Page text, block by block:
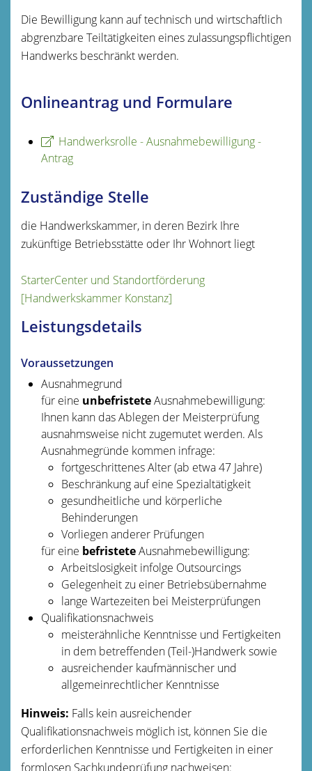
Die Bewilligung kann auf technisch und wirtschaftlich
abgrenzbare Teiltätigkeiten eines zulassungspflichtigen
Handwerks beschränkt werden.
Onlineantrag und Formulare
Handwerksrolle - Ausnahmebewilligung -
Antrag
Zuständige Stelle
die Handwerkskammer, in deren Bezirk Ihre
zukünftige Betriebsstätte oder Ihr Wohnort liegt
StarterCenter und Standortförderung
[Handwerkskammer Konstanz]
Leistungsdetails
Voraussetzungen
Ausnahmegrund
für eine unbefristeteAusnahmebewilligung:
Ihnen kann das Ablegen der Meisterprüfung
ausnahmsweise nicht zugemutet werden. Als
Ausnahmegründe kommen infrage:
fortgeschrittenes Alter (ab etwa 47 Jahre)
Beschränkung auf eine Spezialtätigkeit
gesundheitliche und körperliche
Behinderungen
Vorliegen anderer Prüfungen
für eine befristeteAusnahmebewilligung:
Arbeitslosigkeit infolge Outsourcings
Gelegenheit zu einer Betriebsübernahme
lange Wartezeiten bei Meisterprüfungen
Qualifikationsnachweis
meisterähnliche Kenntnisse und Fertigkeiten
in dem betreffenden (Teil-)Handwerk sowie
ausreichender kaufmännischer und
allgemeinrechtlicher Kenntnisse
Hinweis: Falls kein ausreichender
Qualifikationsnachweis möglich ist, können Sie die
erforderlichen Kenntnisse und Fertigkeiten in einer
formlosen Sachkundeprüfung nachweisen: